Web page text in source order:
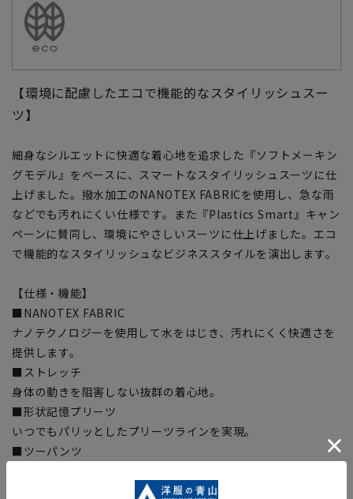
【環境に配慮したエコで機能的なスタイリッシュスー
ツ】
細身なシルエットに快適な着心地を追求した『ソフトメーキン
グモデル』をベースに、スマートなスタイリッシュスーツに仕
上げました。撥水加工のNANOTEX FABRICを使用し、急な雨
などでも汚れにくい仕様です。また『Plastics Smart』キャン
ペーンに賛同し、環境にやさしいスーツに仕上げました。エコ
で機能的なスタイリッシュなビジネススタイルを演出します。
【仕様・機能】
■NANOTEX FABRIC
ナノテクノロジーを使用して水をはじき、汚れにくく快適さを
提供します。
■ストレッチ
身体の動きを阻害しない抜群の着心地。
■形状記憶プリーツ
いつでもパリッとしたプリーツラインを実現。
■ツーパンツ
■OEKO-TEX(エコテックス)